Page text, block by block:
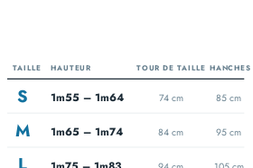
TAILLE HAUTEUR TOUR DE TAILLE HANCHES
S 1m55 – 1m64 74 cm 85 cm
M 1m65 – 1m74 84 cm 95 cm